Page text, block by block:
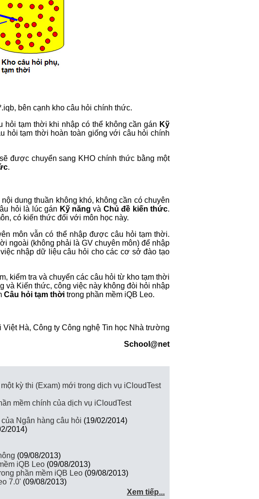
bên cạnh kho câu hỏi chính thức.
tạm thời khi nhập có thể không cần gán Kỹ
hỏi tạm thời hoàn toàn giống với câu hỏi chính
được chuyển sang KHO chính thức bằng một
.
dung thuần không khó, không cần có chuyên
hỏi là lúc gán Kỹ năng và Chủ đề kiến thức.
có kiến thức đối với môn học này.
môn vẫn có thể nhập được câu hỏi tạm thời.
ngoài (không phải là GV chuyên môn) để nhập
nhập dữ liệu câu hỏi cho các cơ sở đào tạo
kiểm tra và chuyển các câu hỏi từ kho tạm thời
và Kiến thức, công việc này không đòi hỏi nhập
Câu hỏi tạm thời trong phần mềm iQB Leo.
Việt Hà, Công ty Công nghệ Tin học Nhà trường
School@net
kỳ thi (Exam) mới trong dịch vụ iCloudTest
mềm chính của dịch vụ iCloudTest
Ngân hàng câu hỏi (19/02/2014)
2014)
(09/08/2013)
iQB Leo (09/08/2013)
phần mềm iQB Leo (09/08/2013)
7.0' (09/08/2013)
Xem tiếp...